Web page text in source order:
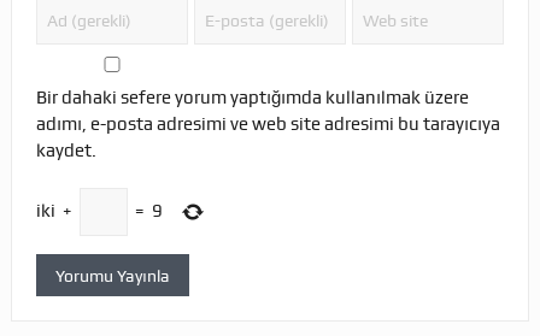
Bir dahaki sefere yorum yaptığımda kullanılmak üzere
adımı, e-posta adresimi ve web site adresimi bu tarayıcıya
kaydet.
iki + = 9